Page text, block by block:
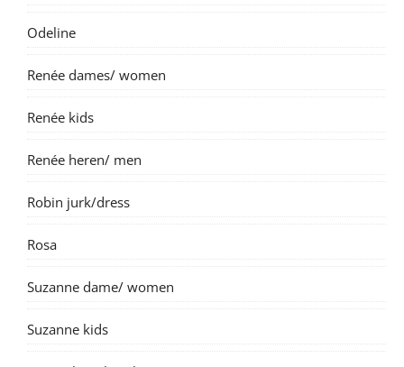
Odeline
Renée dames/ women
Renée kids
Renée heren/ men
Robin jurk/dress
Rosa
Suzanne dame/ women
Suzanne kids